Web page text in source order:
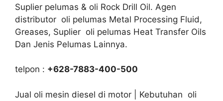
Suplier pelumas & oli Rock Drill Oil. Agen
distributor oli pelumas Metal Processing Fluid,
Greases, Suplier oli pelumas Heat Transfer Oils
Dan Jenis Pelumas Lainnya.
telpon : +628-7883-400-500
Jual oli mesin diesel di motor | Kebutuhan oli